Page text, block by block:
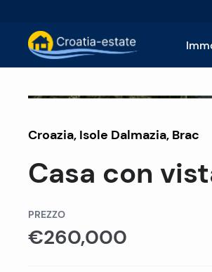
Isole dalmate
Costa
Istria e
Croazia, Isole Dalmazia, Brac
Casa con
PREZZO
€260,000